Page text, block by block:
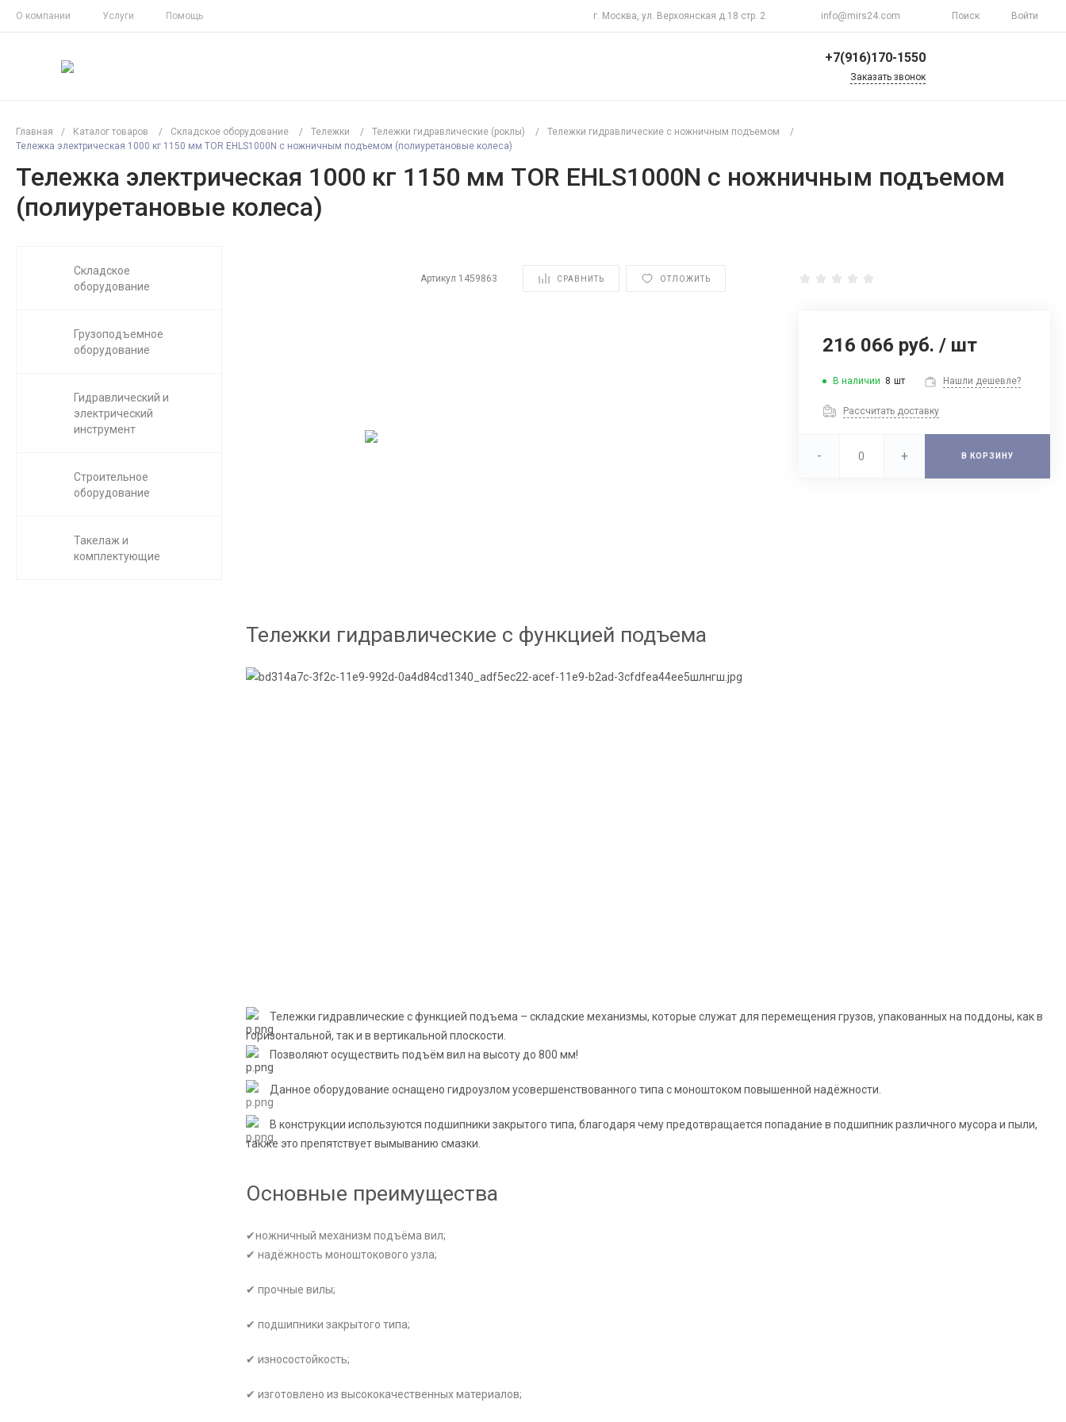
О компании Услуги Помощь г. Москва, ул. Верхоянская д.18 стр. 2 info@mirs24.com Поиск Войти
+7(916)170-1550
Воскресенье
Выходной
Заказать звонок
Главная / Каталог товаров / Складское оборудование / Тележки / Тележки гидравлические (роклы) / Тележки гидравлические с ножничным подъемом
/
Тележка электрическая 1000 кг 1150 мм TOR EHLS1000N с ножничным подъемом (полиуретановые колеса)
Тележка электрическая 1000 кг 1150 мм TOR EHLS1000N с ножничным подъемом
(полиуретановые колеса)
Складское
оборудование
Грузоподъемное
оборудование
Гидравлический и
электрический
инструмент
Строительное
оборудование
Такелаж и
комплектующие
Артикул 1459863 СРАВНИТЬ ОТЛОЖИТЬ
216 066 руб./ шт
В наличии 8 шт Нашли дешевле?
Рассчитать доставку
- + В КОРЗИНУ
Тележки гидравлические с функцией подъема
Тележки гидравлические с функцией подъема – складские механизмы, которые служат для перемещения грузов, упакованных на поддоны, как в
горизонтальной, так и в вертикальной плоскости.
Позволяют осуществить подъём вил на высоту до 800 мм!
Данное оборудование оснащено гидроузлом усовершенствованного типа с моноштоком повышенной надёжности.
В конструкции используются подшипники закрытого типа, благодаря чему предотвращается попадание в подшипник различного мусора и пыли,
также это препятствует вымыванию смазки.
Основные преимущества
✔ножничный механизм подъёма вил;
✔ надёжность моноштокового узла;
✔ прочные вилы;
✔ подшипники закрытого типа;
✔ износостойкость;
✔ изготовлено из высококачественных материалов;